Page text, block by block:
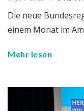
Die neue
einem Monat im
Mehr lesen